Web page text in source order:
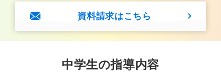
資料請求はこちら
中学生の指導内容